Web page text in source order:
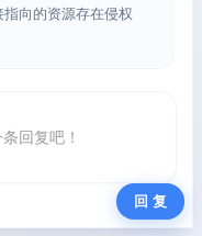
向的资源存在侵权
回复吧！
回 复